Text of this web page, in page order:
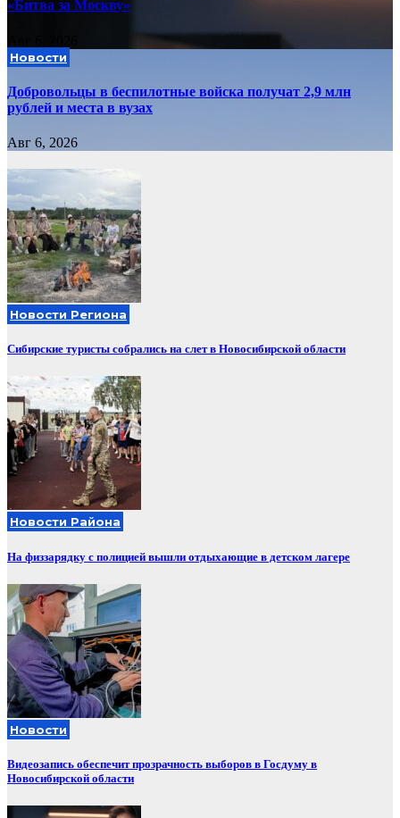
«Битва за Москву»
Новости
Добровольцы в беспилотные войска получат 2,9 млн
рублей и места в вузах
Авг 6, 2026
Новости Региона
Сибирские туристы собрались на слет в Новосибирской области
Новости Района
На физзарядку с полицией вышли отдыхающие в детском лагере
Новости
Видеозапись обеспечит прозрачность выборов в Госдуму в
Новосибирской области